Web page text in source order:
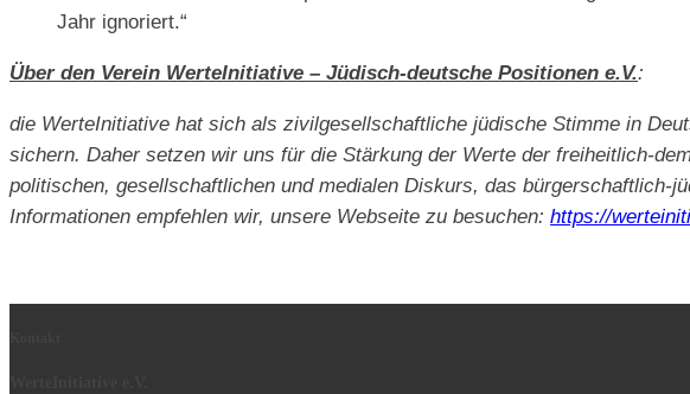
Jahr ignoriert.“
Über den Verein WerteInitiative – Jüdisch-deutsche Positionen e.V.:
die WerteInitiative hat sich als zivilgesellschaftliche jüdische Stimme in
sichern. Daher setzen wir uns für die Stärkung der Werte der freiheitlich-
politischen, gesellschaftlichen und medialen Diskurs, das bürgerschaftlich-
Informationen empfehlen wir, unsere Webseite zu besuchen: https://